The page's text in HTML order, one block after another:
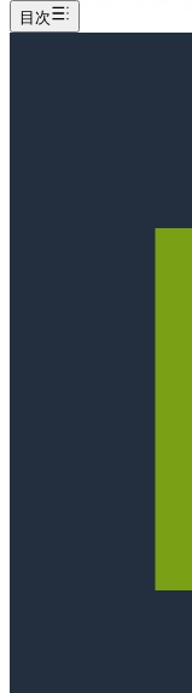
目次